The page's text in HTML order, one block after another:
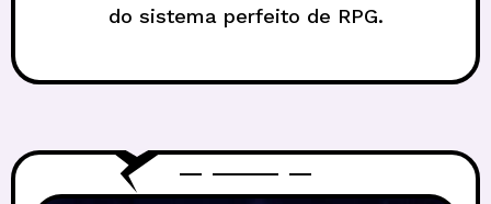
do sistema perfeito de RPG.